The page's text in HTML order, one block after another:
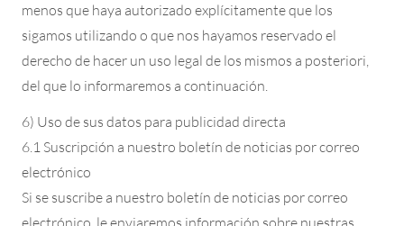
menos que haya autorizado explícitamente que los
sigamos utilizando o que nos hayamos reservado el
derecho de hacer un uso legal de los mismos a posteriori,
del que lo informaremos a continuación.
6) Uso de sus datos para publicidad directa
6.1 Suscripción a nuestro boletín de noticias por correo
electrónico
Si se suscribe a nuestro boletín de noticias por correo
electrónico, le enviaremos información sobre nuestras